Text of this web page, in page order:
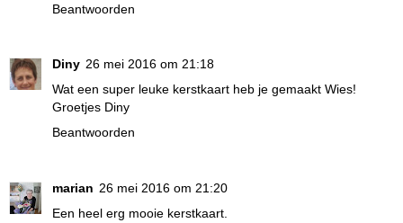
Beantwoorden
Diny 26 mei 2016 om 21:18
Wat een super leuke kerstkaart heb je gemaakt Wies!
Groetjes Diny
Beantwoorden
marian 26 mei 2016 om 21:20
Een heel erg mooie kerstkaart.